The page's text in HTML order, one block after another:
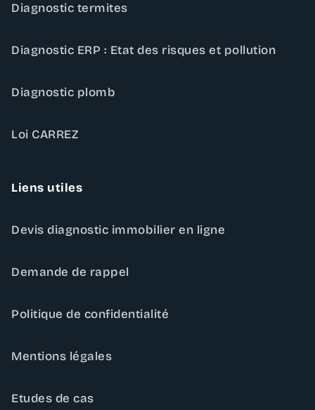
Diagnostic termites
Diagnostic ERP : Etat des risques et pollution
Diagnostic plomb
Loi CARREZ
Liens utiles
Devis diagnostic immobilier en ligne
Demande de rappel
Politique de confidentialité
Mentions légales
Etudes de cas